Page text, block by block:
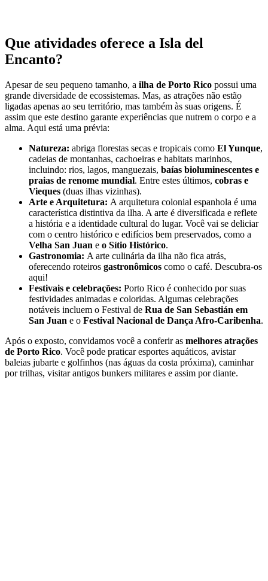
Que atividades oferece a Isla del
Encanto?
Apesar de seu pequeno tamanho, a ilha de Porto Rico possui uma
grande diversidade de ecossistemas. Mas, as atrações não estão
ligadas apenas ao seu território, mas também às suas origens. É
assim que este destino garante experiências que nutrem o corpo e a
alma. Aqui está uma prévia:
Natureza: abriga florestas secas e tropicais como El Yunque,
cadeias de montanhas, cachoeiras e habitats marinhos,
incluindo: rios, lagos, manguezais, baías bioluminescentes e
praias de renome mundial. Entre estes últimos, cobras e
Vieques (duas ilhas vizinhas).
Arte e Arquitetura: A arquitetura colonial espanhola é uma
característica distintiva da ilha. A arte é diversificada e reflete
a história e a identidade cultural do lugar. Você vai se deliciar
com o centro histórico e edifícios bem preservados, como a
Velha San Juan e o Sítio Histórico.
Gastronomia: A arte culinária da ilha não fica atrás,
oferecendo roteiros gastronômicos como o café. Descubra-os
aqui!
Festivais e celebrações: Porto Rico é conhecido por suas
festividades animadas e coloridas. Algumas celebrações
notáveis incluem o Festival de Rua de San Sebastián em
San Juan e o Festival Nacional de Dança Afro-Caribenha.
Após o exposto, convidamos você a conferir as melhores atrações
de Porto Rico. Você pode praticar esportes aquáticos, avistar
baleias jubarte e golfinhos (nas águas da costa próxima), caminhar
por trilhas, visitar antigos bunkers militares e assim por diante.